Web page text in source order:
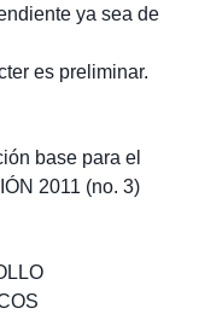
ya sea de
es preliminar.
base para el
2011 (no. 3)